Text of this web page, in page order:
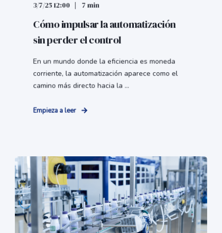
3/7/25 12:00 7 min
Cómo impulsar la automatización
sin perder el control
En un mundo donde la eficiencia es moneda
corriente, la automatización aparece como el
camino más directo hacia la ...
Empieza a leer